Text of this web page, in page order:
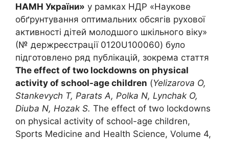
НАМН України» у рамках НДР «Наукове
обґрунтування оптимальних обсягів рухової
активності дітей молодшого шкільного віку»
(№ держреєстрації 0120U100060) було
підготовлено ряд публікацій, зокрема стаття
The effect of two lockdowns on physical
activity of school-age children (Yelizarova O,
Stankevych T, Parats A, Polka N, Lynchak O,
Diuba N, Hozak S. The effect of two lockdowns
on physical activity of school-age children,
Sports Medicine and Health Science, Volume 4,